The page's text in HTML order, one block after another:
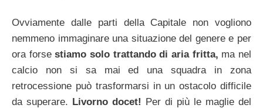
Ovviamente dalle parti della Capitale non vogliono
nemmeno immaginare una situazione del genere e per
ora forsestiamo solo trattando di aria fritta, ma nel
calcio non si sa mai ed una squadra in zona
retrocessione può trasformarsi in un ostacolo difficile
da superare. Livorno docet! Per di più le maglie del